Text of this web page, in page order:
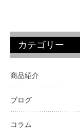
カテゴリー
商品紹介
ブログ
コラム